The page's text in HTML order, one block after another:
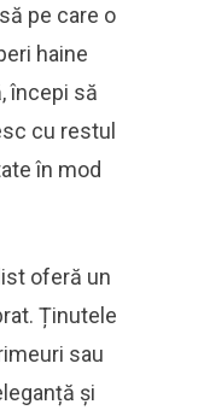
pe care o
haine
începi să
cu restul
în mod
oferă un
Ținutele
sau
și